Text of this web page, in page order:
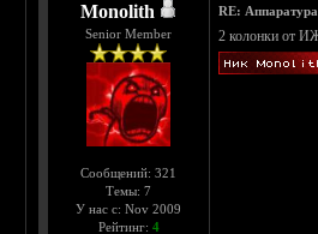
Monolith
Senior Member
Сообщений: 321
Темы: 7
У нас с: Nov 2009
Рейтинг: 4
RE: Аппаратура
2 колонки от